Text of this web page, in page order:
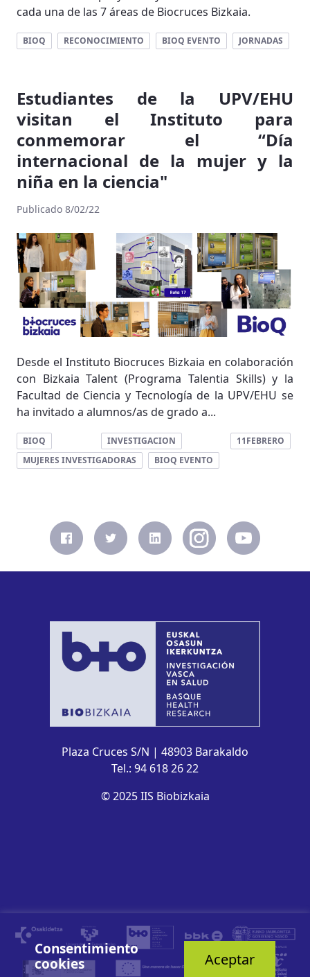
cada una de las 7 áreas de Biocruces Bizkaia.
BIOQ RECONOCIMIENTO BIOQ EVENTO JORNADAS
Estudiantes de la UPV/EHU
visitan el Instituto para
conmemorar el “Día
internacional de la mujer y la
niña en la ciencia"
Publicado 8/02/22
Desde el Instituto Biocruces Bizkaia en colaboración
con Bizkaia Talent (Programa Talentia Skills) y la
Facultad de Ciencia y Tecnología de la UPV/EHU se
ha invitado a alumnos/as de grado a...
BIOQ INVESTIGACION
11FEBRERO
MUJERES INVESTIGADORAS
BIOQ EVENTO
Plaza Cruces S/N | 48903 Barakaldo
Tel.: 94 618 26 22
© 2025 IIS Biobizkaia
Consentimiento
cookies
Aceptar